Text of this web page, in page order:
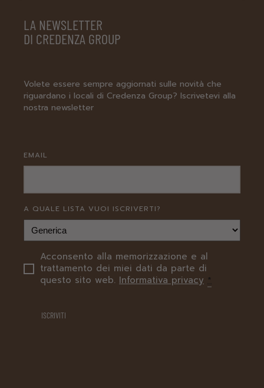
LA NEWSLETTER
DI CREDENZA GROUP
Volete essere sempre aggiornati sulle novità che
riguardano i locali di Credenza Group? Iscrivetevi alla
nostra newsletter
EMAIL
A QUALE LISTA VUOI ISCRIVERTI?
PRIVACY
Acconsento alla memorizzazione e al
trattamento dei miei dati da parte di
questo sito web. Informativa privacy *